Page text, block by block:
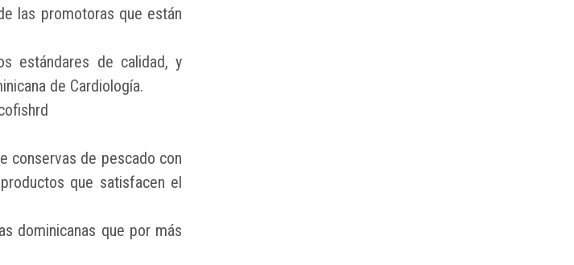
las promotoras que están
estándares de calidad, y
de Cardiología.
conservas de pescado con
que satisfacen el
dominicanas que por más